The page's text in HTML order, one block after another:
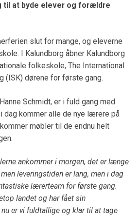
til at byde elever og forældre
slut for mange, og eleverne
I Kalundborg åbner Kalundborg
folkeskole, The International
(ISK) dørene for første gang.
Schmidt, er i fuld gang med
dag kommer alle de nye lærere på
møbler til de endnu helt
ankommer i morgen, det er længe
leveringstiden er lang, men i dag
lærerteam for første gang.
landet og har fået sin
er vi fuldtallige og klar til at tage